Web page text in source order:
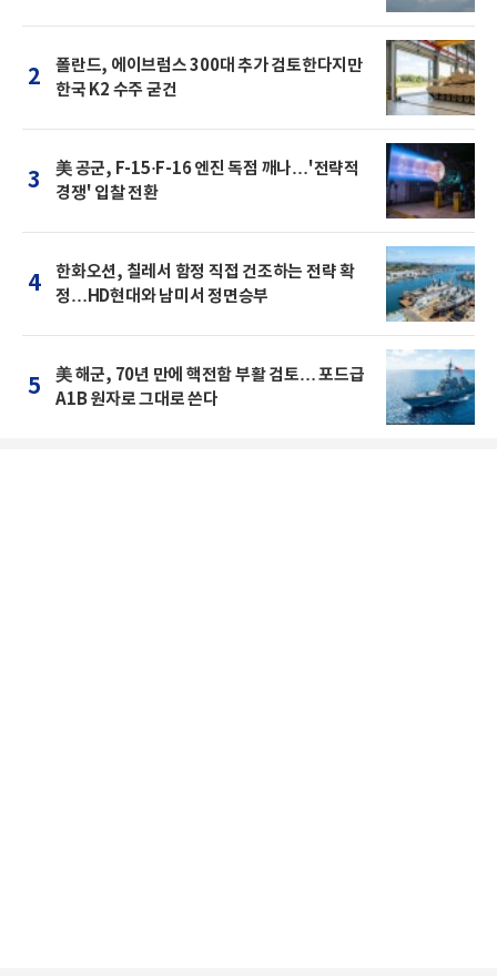
2
폴란드, 에이브럼스 300대 추가 검토한다지만
한국 K2 수주 굳건
3
美 공군, F-15·F-16 엔진 독점 깨나…'전략적
경쟁' 입찰 전환
4
한화오션, 칠레서 함정 직접 건조하는 전략 확
정…HD현대와 남미서 정면승부
5
美 해군, 70년 만에 핵전함 부활 검토… 포드급
A1B 원자로 그대로 쓴다